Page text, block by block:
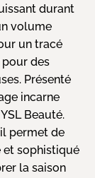
durant
volume
un tracé
pour des
Présenté
incarne
Beauté.
permet de
sophistiqué
la saison